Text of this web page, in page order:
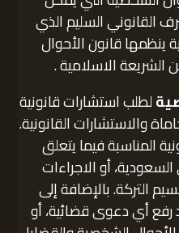
القانوني السليم الذي
ينظمها قانون الأحوال
الاسلامية .
لطلب استشارات قانونية
والاستشارات القانونية.
المناسبة فيما يتعلق
أو الاجراءات
التركة. بالإضافة إلى
رفع أي دعوى قضائية، أو